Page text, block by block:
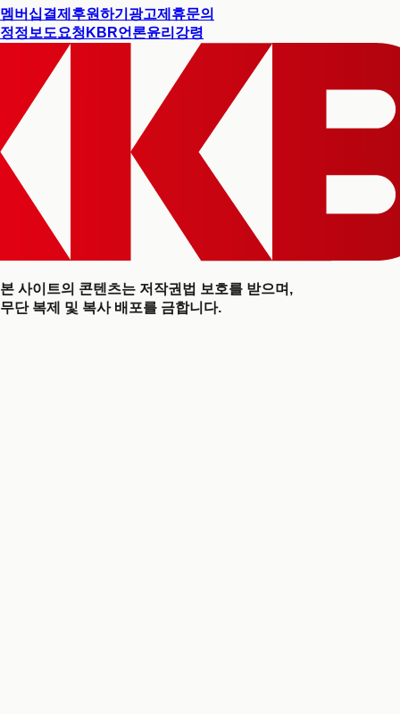
멤버십결제 후원하기 광고제휴문의
정정보도요청 KBR언론윤리강령
본 사이트의 콘텐츠는 저작권법 보호를 받으며,
무단 복제 및 복사 배포를 금합니다.